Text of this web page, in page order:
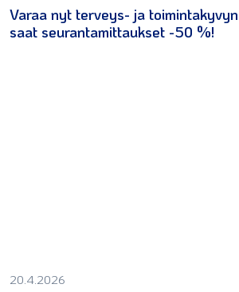
Varaa nyt terveys- ja
saat seurantamittaukset -50 %!
20.4.2026